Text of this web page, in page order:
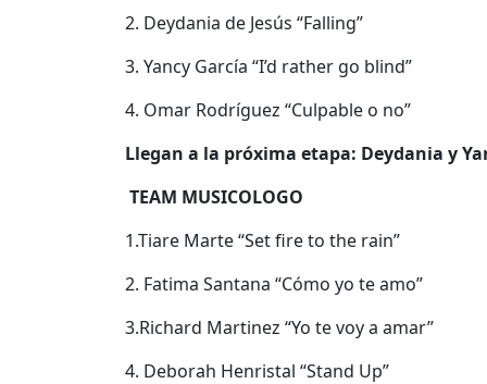
2. Deydania de Jesús “Falling”
3. Yancy García “I’d rather go blind”
4. Omar Rodríguez “Culpable o no”
Llegan a la próxima etapa: Deydania y
TEAM MUSICOLOGO
1.Tiare Marte “Set fire to the rain”
2. Fatima Santana “Cómo yo te amo”
3.Richard Martinez “Yo te voy a amar”
4. Deborah Henristal “Stand Up”